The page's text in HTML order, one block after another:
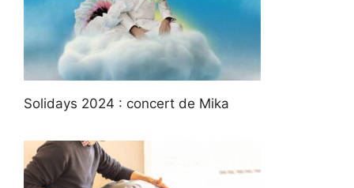
Solidays 2024 : concert de Mika